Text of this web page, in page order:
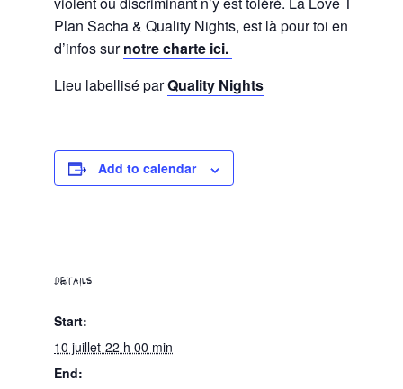
Plan Sacha & Quality Nights, est là pour toi en cas de
d’infos surnotre charte ici.
Lieu labellisé parQuality Nights
Add to calendar
DETAILS
Start:
10 juillet-22 h 00 min
End: